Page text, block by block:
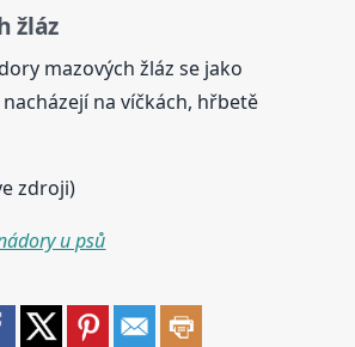
žláz
mazových žláz se jako
na víčkách, hřbetě
zdroji)
u psů